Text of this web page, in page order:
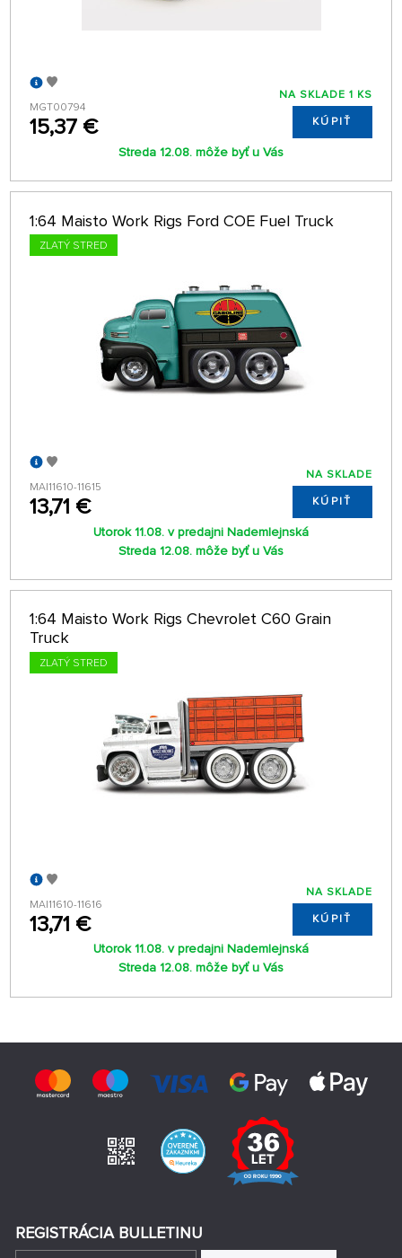
MGT00794
15,37 €
NA SKLADE 1 KS
KÚPIŤ
Streda 12.08. môže byť u Vás
1:64 Maisto Work Rigs Ford COE Fuel Truck
ZLATÝ STRED
MAI11610-11615
13,71 €
NA SKLADE
KÚPIŤ
Utorok 11.08. v predajni Nademlejnská
Streda 12.08. môže byť u Vás
1:64 Maisto Work Rigs Chevrolet C60 Grain
Truck
ZLATÝ STRED
MAI11610-11616
13,71 €
NA SKLADE
KÚPIŤ
Utorok 11.08. v predajni Nademlejnská
Streda 12.08. môže byť u Vás
REGISTRÁCIA BULLETINU